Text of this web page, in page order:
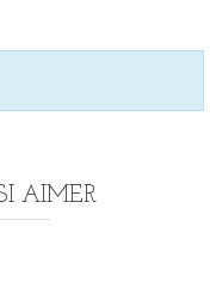
AIMER